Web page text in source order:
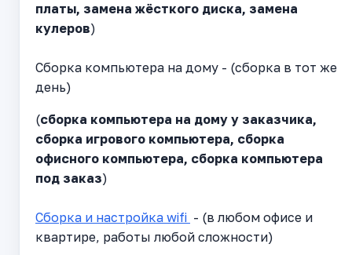
платы, замена жёсткого диска, замена
кулеров)
Сборка компьютера на дому - (сборка в тот же
день)
(сборка компьютера на дому у заказчика,
сборка игрового компьютера, сборка
офисного компьютера, сборка компьютера
под заказ)
Сборка и настройка wifi - (в любом офисе и
квартире, работы любой сложности)